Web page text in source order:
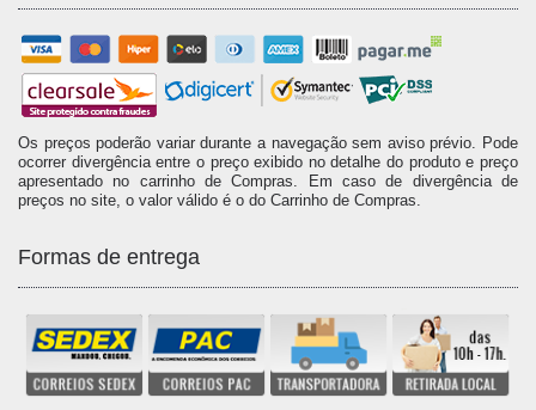
Os preços poderão variar durante a navegação sem aviso prévio. Pode
ocorrer divergência entre o preço exibido no detalhe do produto e preço
apresentado no carrinho de Compras. Em caso de divergência de
preços no site, o valor válido é o do Carrinho de Compras.
Formas de entrega